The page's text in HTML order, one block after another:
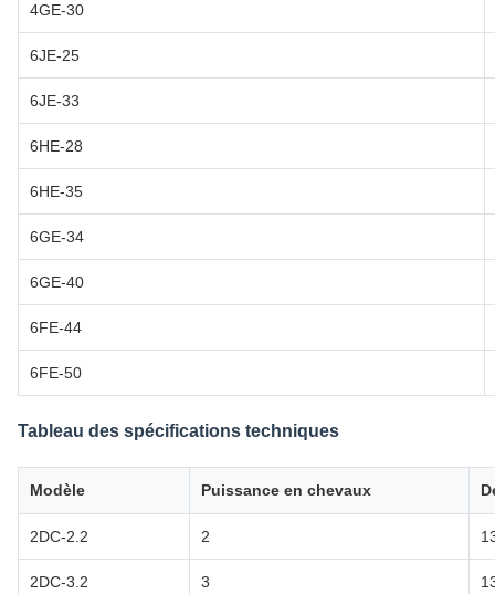
4GE-30
6JE-25
6JE-33
6HE-28
6HE-35
6GE-34
6GE-40
6FE-44
6FE-50
Tableau des spécifications techniques
Modèle Puissance en chevaux
2DC-2.2 2
2DC-3.2 3